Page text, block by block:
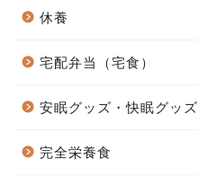
休養
宅配弁当（宅食）
安眠グッズ・快眠グッズ
完全栄養食